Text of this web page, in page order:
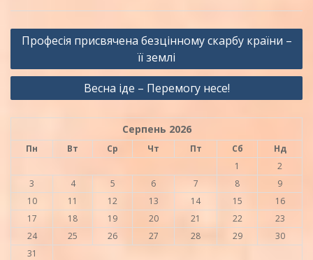
Навігація
записів
Професія присвячена безцінному скарбу країни –
її землі
Весна іде – Перемогу несе!
Серпень 2026
Пн Вт Ср Чт Пт Сб
Нд
1
2
3
4 5 6 7 8
9
10
11 12 13 14 15
16
17
18 19 20 21 22
23
24
25 26 27 28 29
30
31